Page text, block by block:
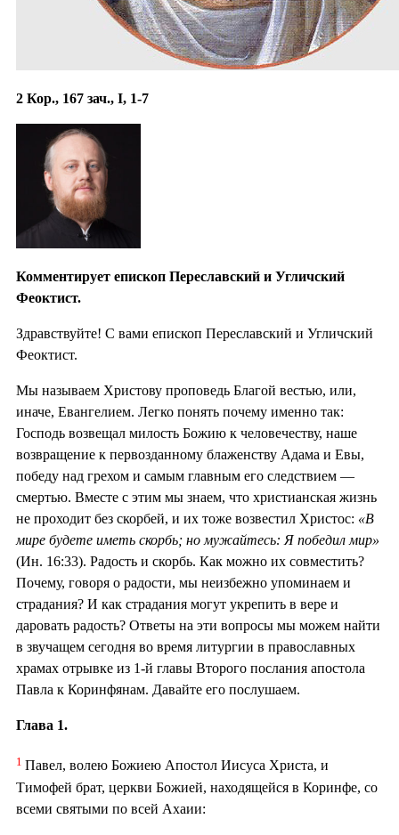
2 Кор., 167 зач., I, 1-7
Комментирует епископ Переславский и Угличский
Феоктист.
Здравствуйте! С вами епископ Переславский и Угличский
Феоктист.
Мы называем Христову проповедь Благой вестью, или,
иначе, Евангелием. Легко понять почему именно так:
Господь возвещал милость Божию к человечеству, наше
возвращение к первозданному блаженству Адама и Евы,
победу над грехом и самым главным его следствием —
смертью. Вместе с этим мы знаем, что христианская жизнь
не проходит без скорбей, и их тоже возвестил Христос: «В
мире будете иметь скорбь; но мужайтесь: Я победил мир»
(Ин. 16:33). Радость и скорбь. Как можно их совместить?
Почему, говоря о радости, мы неизбежно упоминаем и
страдания? И как страдания могут укрепить в вере и
даровать радость? Ответы на эти вопросы мы можем найти
в звучащем сегодня во время литургии в православных
храмах отрывке из 1-й главы Второго послания апостола
Павла к Коринфянам. Давайте его послушаем.
Глава 1.
1 Павел, волею Божиею Апостол Иисуса Христа, и
Тимофей брат, церкви Божией, находящейся в Коринфе, со
всеми святыми по всей Ахаии: